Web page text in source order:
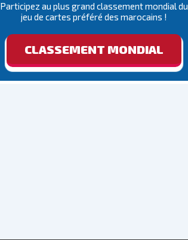
Participez au plus grand classement mondial du
jeu de cartes préféré des marocains !
CLASSEMENT MONDIAL